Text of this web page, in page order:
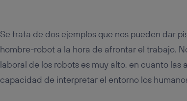
Se trata de dos ejemplos que nos pueden dar
hombre-robot a la hora de afrontar el trabajo.
laboral de los robots es muy alto, en cuanto
capacidad de interpretar el entorno los